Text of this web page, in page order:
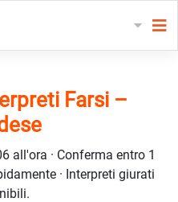
Farsi –
all'ora · Conferma entro 1
· Interpreti giurati